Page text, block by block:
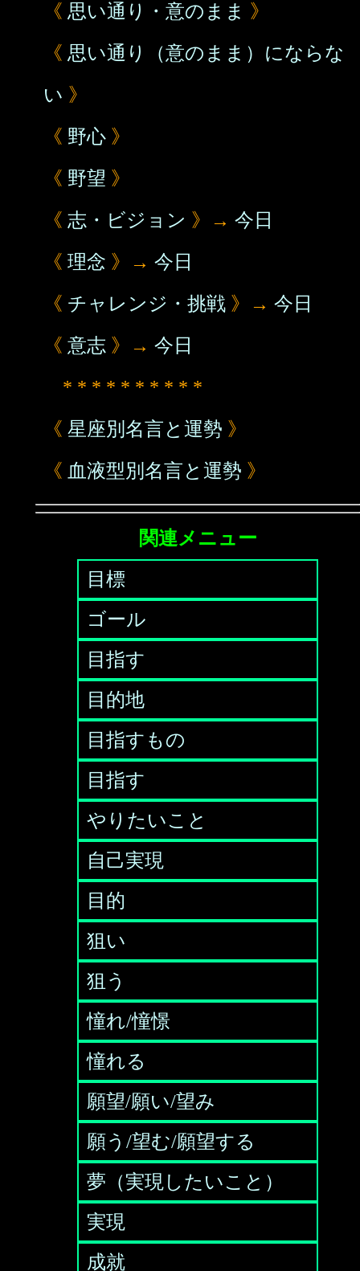
《 思い通り・意のまま 》
《 思い通り（意のまま）にならな
い 》
《 野心 》
《 野望 》
《 志・ビジョン 》→ 今日
《 理念 》→ 今日
《 チャレンジ・挑戦 》→ 今日
《 意志 》→ 今日
* * * * * * * * * *
《 星座別名言と運勢 》
《 血液型別名言と運勢 》
関連メニュー
目標
ゴール
目指す
目的地
目指すもの
目指す
やりたいこと
自己実現
目的
狙い
狙う
憧れ/憧憬
憧れる
願望/願い/望み
願う/望む/願望する
夢（実現したいこと）
実現
成就